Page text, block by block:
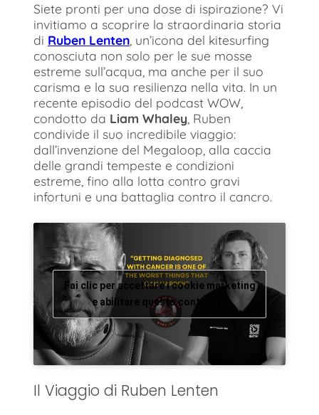
Siete pronti per una dose di ispirazione? Vi
invitiamo a scoprire la straordinaria storia
di Ruben Lenten , un’icona del kitesurfing
conosciuta non solo per le sue mosse
estreme sull’acqua, ma anche per il suo
carisma e la sua resilienza nella vita. In un
recente episodio del podcast WOW,
condotto da Liam Whaley , Ruben
condivide il suo incredibile viaggio:
dall’invenzione del Megaloop, alla caccia
delle grandi tempeste e condizioni
estreme, fino alla lotta contro gravi
infortuni e una battaglia contro il cancro.
Fai clic per accettare i cookie marketing
e abilitare questo contenuto
Il Viaggio di Ruben Lenten